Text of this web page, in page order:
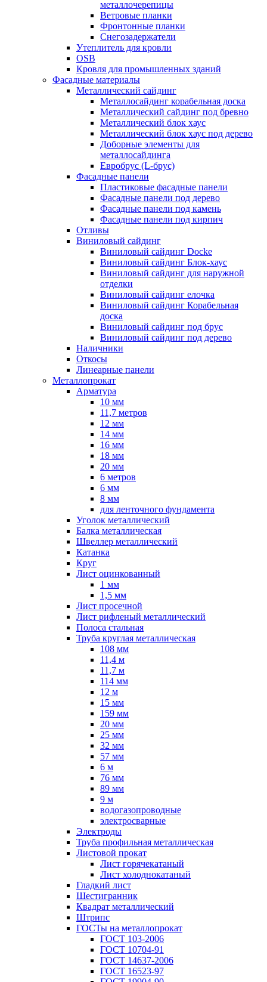
металлочерепицы
Ветровые планки
Фронтонные планки
Снегозадержатели
Утеплитель для кровли
OSB
Кровля для промышленных зданий
Фасадные материалы
Металлический сайдинг
Металлосайдинг корабельная доска
Металлический сайдинг под бревно
Металлический блок хаус
Металлический блок хаус под дерево
Доборные элементы для
металлосайдинга
Евробрус (L-брус)
Фасадные панели
Пластиковые фасадные панели
Фасадные панели под дерево
Фасадные панели под камень
Фасадные панели под кирпич
Отливы
Виниловый сайдинг
Виниловый сайдинг Docke
Виниловый сайдинг Блок-хаус
Виниловый сайдинг для наружной
отделки
Виниловый сайдинг елочка
Виниловый сайдинг Корабельная
доска
Виниловый сайдинг под брус
Виниловый сайдинг под дерево
Наличники
Откосы
Линеарные панели
Металлопрокат
Арматура
10 мм
11,7 метров
12 мм
14 мм
16 мм
18 мм
20 мм
6 метров
6 мм
8 мм
для ленточного фундамента
Уголок металлический
Балка металлическая
Швеллер металлический
Катанка
Круг
Лист оцинкованный
1 мм
1,5 мм
Лист просечной
Лист рифленый металлический
Полоса стальная
Труба круглая металлическая
108 мм
11,4 м
11,7 м
114 мм
12 м
15 мм
159 мм
20 мм
25 мм
32 мм
57 мм
6 м
76 мм
89 мм
9 м
водогазопроводные
электросварные
Электроды
Труба профильная металлическая
Листовой прокат
Лист горячекатаный
Лист холоднокатаный
Гладкий лист
Шестигранник
Квадрат металлический
Штрипс
ГОСТы на металлопрокат
ГОСТ 103-2006
ГОСТ 10704-91
ГОСТ 14637-2006
ГОСТ 16523-97